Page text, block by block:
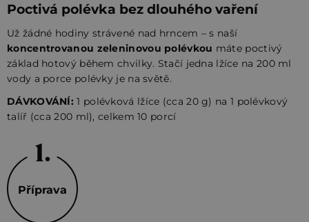
Poctivá polévka bez dlouhého vaření
Už žádné hodiny strávené nad hrncem – s naší
koncentrovanou zeleninovou polévkou máte poctivý
základ hotový během chvilky. Stačí jedna lžíce na 200 ml
vody a porce polévky je na světě.
DÁVKOVÁNÍ: 1 polévková lžíce (cca 20 g) na 1 polévkový
talíř (cca 200 ml), celkem 10 porcí
Příprava